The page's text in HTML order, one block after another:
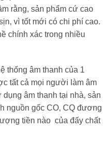
rằng, sản phẩm cứ cao
vì tốt mới có chi phí cao.
chính xác trong nhiều
thống âm thanh của 1
tất cả mọi người làm âm
âm thanh tại nhà, sản
nguồn gốc CO, CQ đương
tiền nào của đấy chất